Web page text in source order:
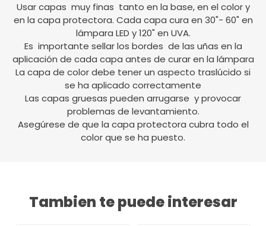
Usar capas muy finas tanto en la base, en el color y
en la capa protectora. Cada capa cura en 30"- 60" en
lámpara LED y 120" en UVA.
Es importante sellar los bordes de las uñas en la
aplicación de cada capa antes de curar en la lámpara
La capa de color debe tener un aspecto traslúcido si
se ha aplicado correctamente
Las capas gruesas pueden arrugarse y provocar
problemas de levantamiento.
Asegúrese de que la capa protectora cubra todo el
color que se ha puesto.
Tambien te puede interesar